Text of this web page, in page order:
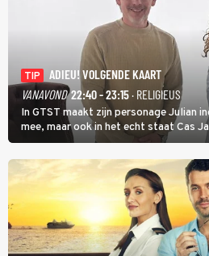
TIP
ADIEU! VOLGENDE KAART
VANAVOND 22:40 - 23:15· RELIGIEUS
In GTST maakt zijn personage Julian
mee, maar ook in het echt staat Cas
vertelt hij in Adieu! Volgende Kaart.